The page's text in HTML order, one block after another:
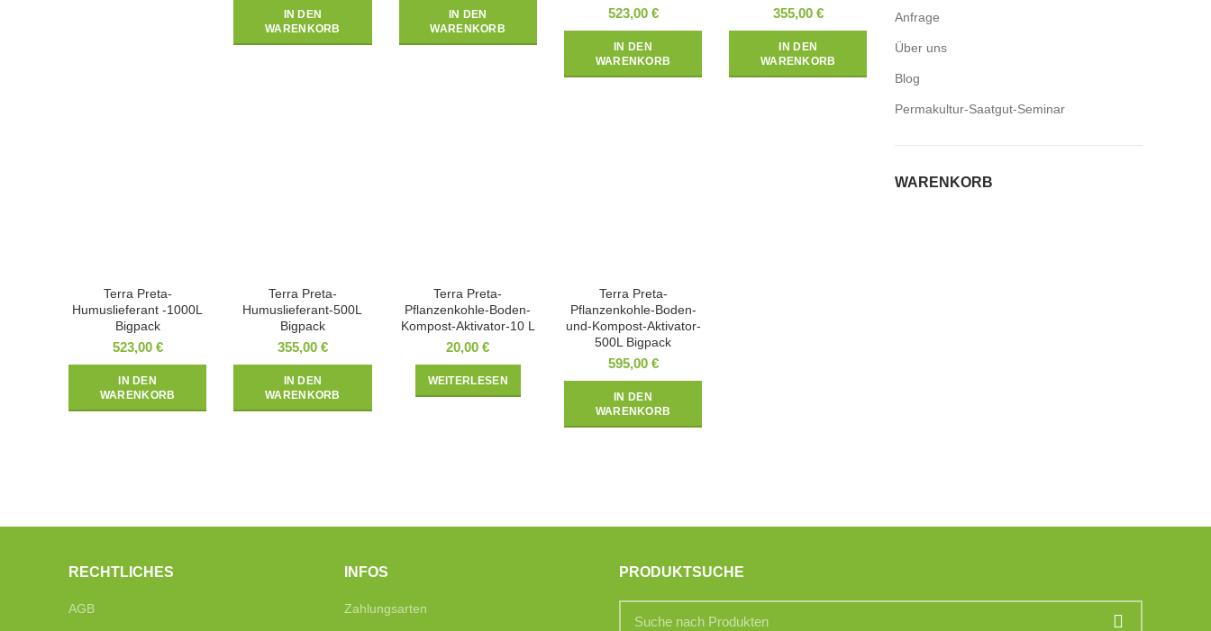
IN DEN
WARENKORB
IN DEN
WARENKORB
523,00 €
IN DEN
WARENKORB
355,00 €
IN DEN
WARENKORB
Terra Preta-
Humuslieferant -1000L
Bigpack
523,00 €
IN DEN
WARENKORB
Terra Preta-
Humuslieferant-500L
Bigpack
355,00 €
IN DEN
WARENKORB
Terra Preta-
Pflanzenkohle-Boden-
Kompost-Aktivator-10 L
20,00€
WEITERLESEN
Terra Preta-
Pflanzenkohle-Boden-
und-Kompost-Aktivator-
500L Bigpack
595,00 €
IN DEN
WARENKORB
Anfrage
Über uns
Blog
Permakultur-Saatgut-Seminar
WARENKORB
RECHTLICHES
AGB
INFOS
Zahlungsarten
PRODUKTSUCHE